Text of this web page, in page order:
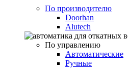
По производителю
Doorhan
Alutech
По управлению
Автоматические
Ручные